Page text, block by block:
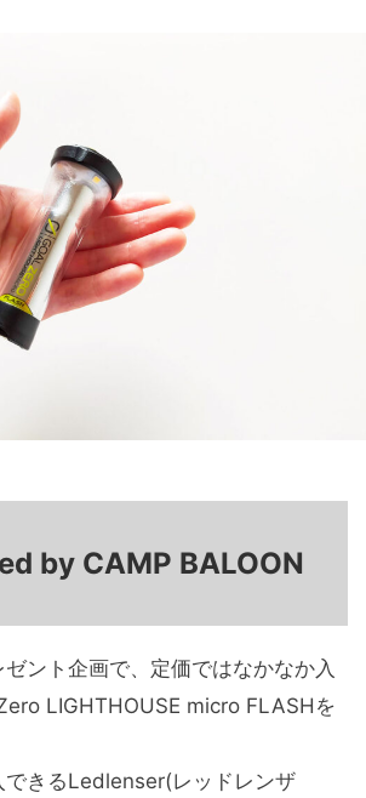
by CAMP BALOON
ント企画で、定価ではなかなか入
LIGHTHOUSE micro FLASHを
できるLedlenser(レッドレンザ